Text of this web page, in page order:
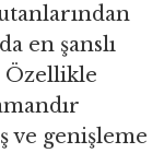
en şanslı
Özellikle
ve genişleme